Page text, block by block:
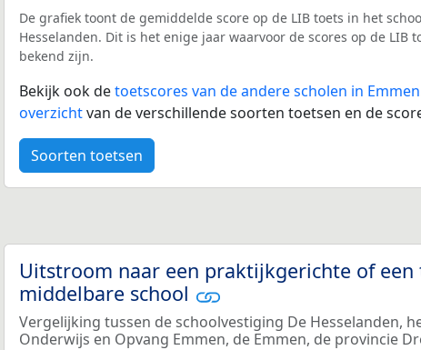
De grafiek toont de gemiddelde score op de LIB toets in het
Hesselanden. Dit is het enige jaar waarvoor de scores op de LIB
bekend zijn.
Bekijk ook detoetscores van de andere scholen in Emmen
overzichtvan de verschillende soorten toetsen en de
Soorten toetsen
Uitstroom naar een praktijkgerichte of een
middelbare school
Vergelijking tussen de schoolvestiging De Hesselanden,
Onderwijs en Opvang Emmen, de Emmen, de provincie